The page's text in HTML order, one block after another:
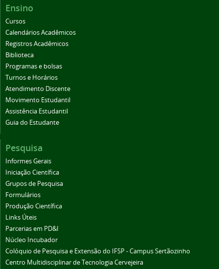
Ensino
Cursos
Calendários Acadêmicos
Registros Acadêmicos
Biblioteca
Programas e bolsas
Turnos e Horários
Atendimento Discente
Movimento Estudantil
Assistência Estudantil
Guia do Estudante
Pesquisa
Informes Gerais
Iniciação Científica
Grupos de Pesquisa
Formulários
Produção Científica
Links Úteis
Parcerias em PD&I
Núcleo Incubador
Colóquio de Pesquisa e Extensão do IFSP - Campus Sertãozinho
Centro Multidisciplinar de Tecnologia Cervejeira